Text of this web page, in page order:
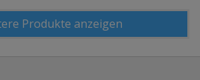
Produkte anzeigen